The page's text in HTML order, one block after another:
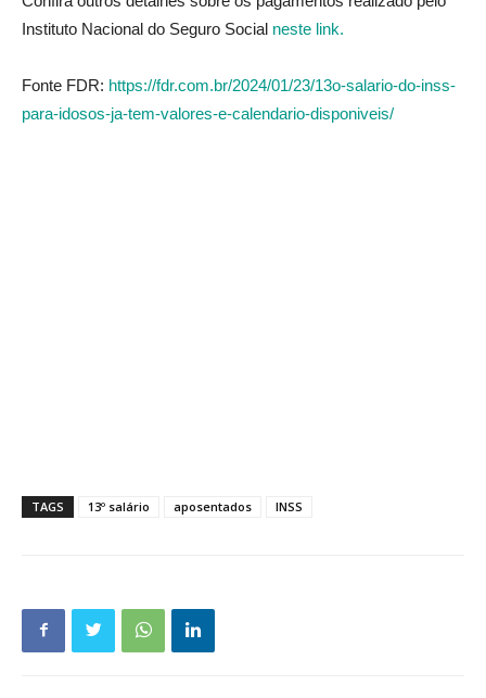
Instituto Nacional do Seguro Social neste link.
Fonte FDR: https://fdr.com.br/2024/01/23/13o-salario-do-inss-
para-idosos-ja-tem-valores-e-calendario-disponiveis/
TAGS 13º salário aposentados INSS